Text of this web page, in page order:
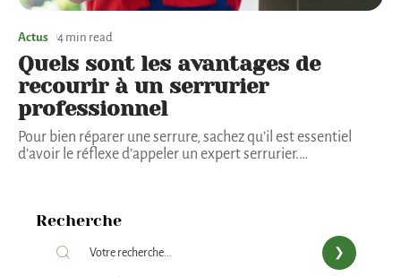
Actus 4 min read
Quels sont les avantages de
recourir à un serrurier
professionnel
Pour bien réparer une serrure, sachez qu’il est essentiel
d’avoir le réflexe d’appeler un expert serrurier.…
Recherche